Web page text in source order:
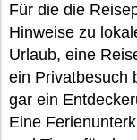
Für die die
Hinweise zu
Urlaub, eine
ein Privatbesuch
gar ein
Eine